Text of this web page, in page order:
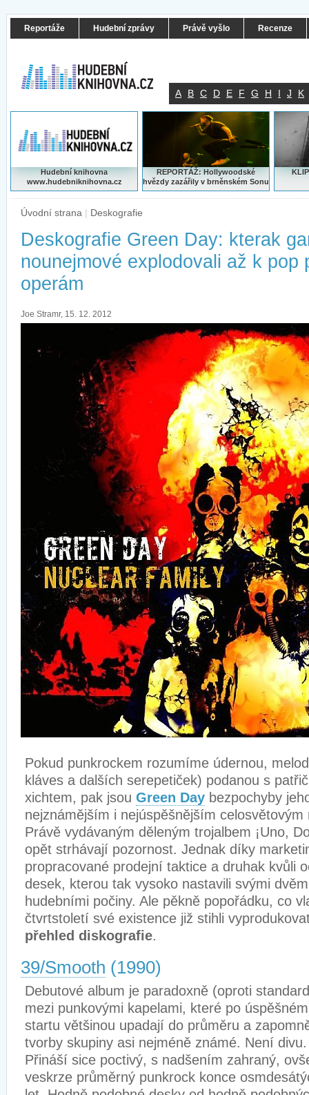
Reportáže Hudební zprávy Právě vyšlo Recenze
A B C D E F G H I J K
Hudební knihovna
www.hudebniknihovna.cz
REPORTÁŽ: Hollywoodské
hvězdy zazářily v brněnském Sonu
Úvodní strana | Deskografie
Deskografie Green Day: kterak
nounejmové explodovali až k pop
operám
Joe Stramr, 15. 12. 2012
Pokud punkrockem rozumíme údernou,
kláves a dalších serepetiček) podanou s
xichtem, pak jsou Green Day bezpochyby
nejznámějším i nejúspěšnějším
Právě vydávaným děleným trojalbem ¡Uno,
opět strhávají pozornost. Jednak díky
propracované prodejní taktice a druhak kvůli
desek, kterou tak vysoko nastavili svými
hudebními počiny. Ale pěkně popořádku, co
čtvrtstoletí své existence již stihli
přehled diskografie.
39/Smooth (1990)
Debutové album je paradoxně (oproti
mezi punkovými kapelami, které po úspěšném
startu většinou upadají do průměru a
tvorby skupiny asi nejméně známé. Není divu.
Přináší sice poctivý, s nadšením zahraný,
veskrze průměrný punkrock konce